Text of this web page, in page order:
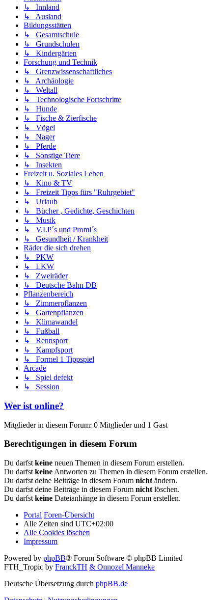
↳ Innland
↳ Ausland
Bildungsstätten
↳ Gesamtschule
↳ Grundschulen
↳ Kindergärten
Forschung und Technik
↳ Grenzwissenschaftliches
↳ Archäologie
↳ Weltall
↳ Technologische Fortschritte
↳ Hunde
↳ Fische & Zierfische
↳ Vögel
↳ Nager
↳ Pferde
↳ Sonstige Tiere
↳ Insekten
Freizeit u. Soziales Leben
↳ Kino & TV
↳ Freizeit Tipps fürs "Ruhrgebiet"
↳ Urlaub
↳ Bücher , Gedichte, Geschichten
↳ Musik
↳ V.I.P´s und Promi´s
↳ Gesundheit / Krankheit
Räder die sich drehen
↳ PKW
↳ LKW
↳ Zweiräder
↳ Deutsche Bahn DB
Pflanzenbereich
↳ Zimmerpflanzen
↳ Gartenpflanzen
↳ Klimawandel
↳ Fußball
↳ Rennsport
↳ Kampfsport
↳ Formel 1 Tippspiel
Arcade
↳ Spiel defekt
↳ Session
Wer ist online?
Mitglieder in diesem Forum: 0 Mitglieder und 1 Gast
Berechtigungen in diesem Forum
Du darfst keine neuen Themen in diesem Forum erstellen.
Du darfst keine Antworten zu Themen in diesem Forum erstellen.
Du darfst deine Beiträge in diesem Forum nicht ändern.
Du darfst deine Beiträge in diesem Forum nicht löschen.
Du darfst keine Dateianhänge in diesem Forum erstellen.
Portal Foren-Übersicht
Alle Zeiten sind UTC+02:00
Alle Cookies löschen
Impressum
Powered by phpBB® Forum Software © phpBB Limited
FTH_Tropic by FranckTH & Onnozel Manneke
Deutsche Übersetzung durch phpBB.de